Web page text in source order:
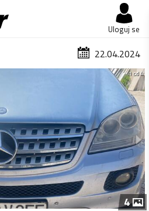
Uloguj se
22.04.2024
1 od 4
4